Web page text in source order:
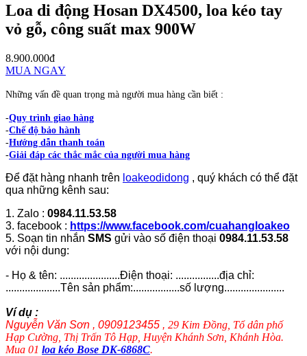
Loa di động Hosan DX4500, loa kéo tay
vỏ gỗ, công suất max 900W
8.900.000đ
MUA NGAY
Những vấn đề quan trọng mà người mua hàng cần biết :
-Quy trình giao hàng
-Chế độ bảo hành
-Hướng dẫn thanh toán
-Giải đáp các thắc mắc của người mua hàng
Để đặt hàng nhanh trên loakeodidong , quý khách có thể đặt
qua những kênh sau:
1. Zalo : 0984.11.53.58
3. facebook : https://www.facebook.com/cuahangloakeo
5. Soạn tin nhắn SMS gửi vào số điện thoại 0984.11.53.58
với nội dung:
- Họ & tên: ......................Điện thoại: ................địa chỉ:
....................Tên sản phẩm:.................số lượng......................
Ví dụ :
Nguyễn Văn Sơn , 0909123455 , 29 Kim Đồng, Tổ dân phố
Hạp Cường, Thị Trấn Tô Hạp, Huyện Khánh Sơn, Khánh Hòa.
Mua 01 loa kéo Bose DK-6868C.